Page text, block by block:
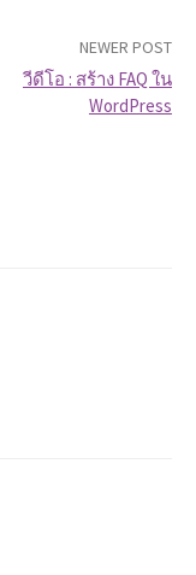
NEWER POST
วีดีโอ : สร้าง FAQ ใน
WordPress